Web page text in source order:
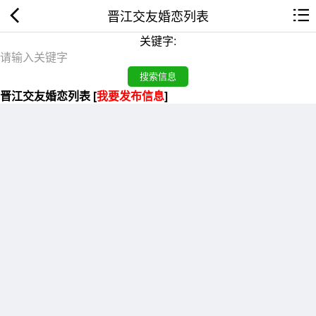
晋江交友婚恋列表
关键字:
晋江交友婚恋列表 [我要发布信息]